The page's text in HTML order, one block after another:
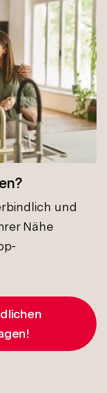
und
Nähe